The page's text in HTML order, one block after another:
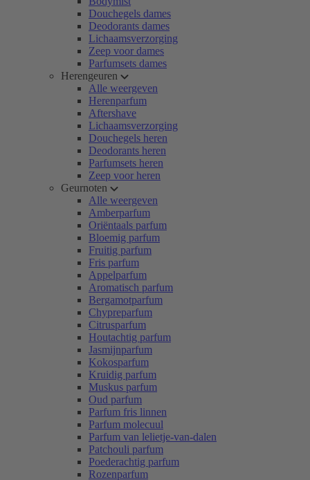
Douchegels dames
Deodorants dames
Lichaamsverzorging
Zeep voor dames
Parfumsets dames
Herengeuren
Alle weergeven
Herenparfum
Aftershave
Lichaamsverzorging
Douchegels heren
Deodorants heren
Parfumsets heren
Zeep voor heren
Geurnoten
Alle weergeven
Amberparfum
Oriëntaals parfum
Bloemig parfum
Fruitig parfum
Fris parfum
Appelparfum
Aromatisch parfum
Bergamotparfum
Chypreparfum
Citrusparfum
Houtachtig parfum
Jasmijnparfum
Kokosparfum
Kruidig parfum
Muskus parfum
Oud parfum
Parfum fris linnen
Parfum molecuul
Parfum van lelietje-van-dalen
Patchouli parfum
Poederachtig parfum
Rozenparfum